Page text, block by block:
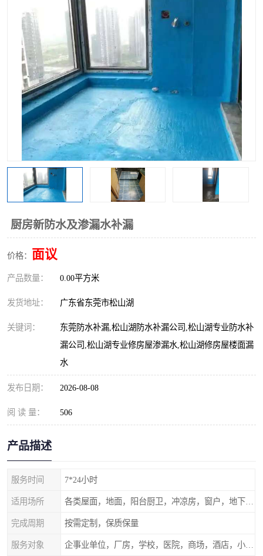
厨房新防水及渗漏水补漏
价格： 面议
产品数量： 0.00平方米
发货地址： 广东省东莞市松山湖
关键词：
东莞防水补漏,松山湖防水补漏公司,松山湖专业防水补
漏公司,松山湖专业修房屋渗漏水,松山湖修房屋楼面漏
水
发布日期： 2026-08-08
阅 读 量： 506
产品描述
服务时间 7*24小时
适用场所
完成周期 按需定制，保质保量
服务对象